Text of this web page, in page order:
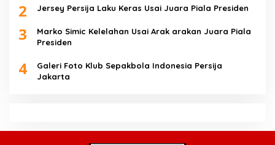
2 Jersey Persija Laku Keras Usai Juara Piala Presiden
3
Marko Simic Kelelahan Usai Arak arakan Juara Piala
Presiden
4
Galeri Foto Klub Sepakbola Indonesia Persija
Jakarta